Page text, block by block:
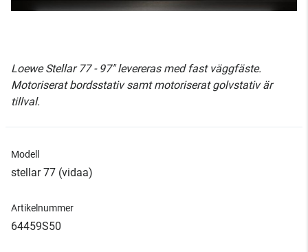
Loewe Stellar 77 - 97" levereras med fast väggfäste.
Motoriserat bordsstativ samt motoriserat golvstativ är
tillval.
Modell
stellar 77 (vidaa)
Artikelnummer
64459S50